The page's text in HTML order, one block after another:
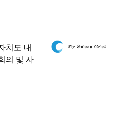
치도 내
의 및 사